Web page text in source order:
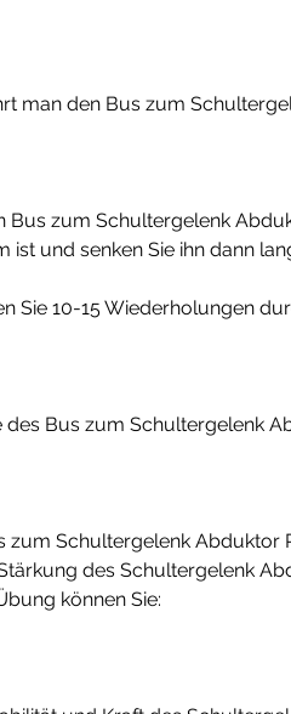
man den Bus zum
Bus zum Schultergelenk
ist und senken Sie ihn dann
Sie 10-15 Wiederholungen
des Bus zum Schultergelenk
zum Schultergelenk Abduktor
des Schultergelenk
können Sie: